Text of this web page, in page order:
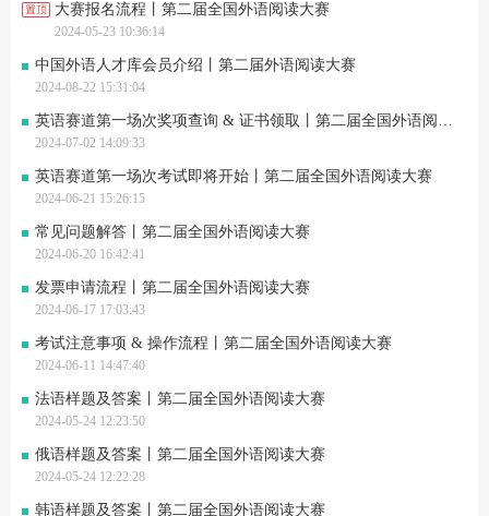
大赛报名流程丨第二届全国外语阅读大赛
2024-05-23 10:36:14
中国外语人才库会员介绍丨第二届外语阅读大赛
2024-08-22 15:31:04
英语赛道第一场次奖项查询 & 证书领取丨第二届全国外语阅读大赛
2024-07-02 14:09:33
英语赛道第一场次考试即将开始丨第二届全国外语阅读大赛
2024-06-21 15:26:15
常见问题解答丨第二届全国外语阅读大赛
2024-06-20 16:42:41
发票申请流程丨第二届全国外语阅读大赛
2024-06-17 17:03:43
考试注意事项 & 操作流程丨第二届全国外语阅读大赛
2024-06-11 14:47:40
法语样题及答案丨第二届全国外语阅读大赛
2024-05-24 12:23:50
俄语样题及答案丨第二届全国外语阅读大赛
2024-05-24 12:22:28
韩语样题及答案丨第二届全国外语阅读大赛